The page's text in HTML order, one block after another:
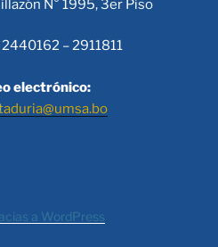
N° 1995, 3er Piso
2440162 – 2911811
electrónico:
a WordPress